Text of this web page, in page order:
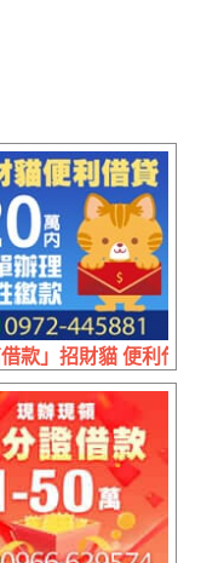
| 合法有保障
借款」招財貓 便利借